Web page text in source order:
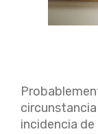
incidencia